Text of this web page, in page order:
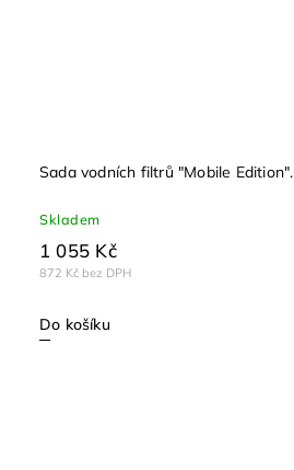
Sada vodních filtrů "Mobile Edition".
Skladem
872 Kč bez DPH
1 055 Kč
Do košíku